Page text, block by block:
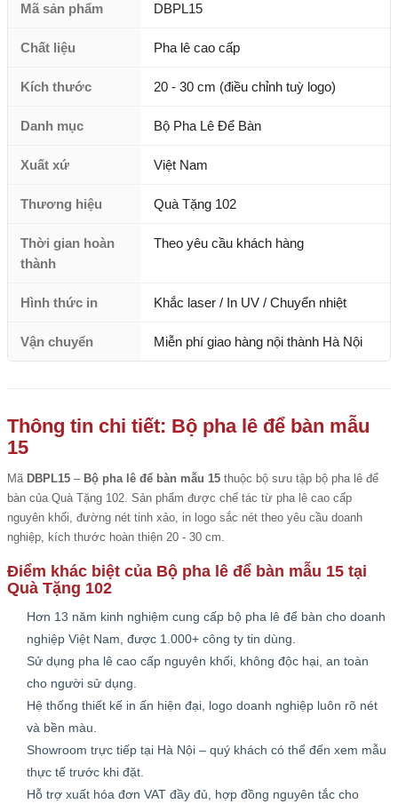
Mã sản phẩm DBPL15
Chất liệu Pha lê cao cấp
Kích thước 20 - 30 cm (điều chỉnh tuỳ logo)
Danh mục Bộ Pha Lê Để Bàn
Xuất xứ Việt Nam
Thương hiệu Quà Tặng 102
Thời gian hoàn
thành
Theo yêu cầu khách hàng
Hình thức in Khắc laser / In UV / Chuyển nhiệt
Vận chuyển Miễn phí giao hàng nội thành Hà Nội
Thông tin chi tiết: Bộ pha lê để bàn mẫu
15
Mã DBPL15 – Bộ pha lê để bàn mẫu 15 thuộc bộ sưu tập bộ pha lê để
bàn của Quà Tặng 102. Sản phẩm được chế tác từ pha lê cao cấp
nguyên khối, đường nét tinh xảo, in logo sắc nét theo yêu cầu doanh
nghiệp, kích thước hoàn thiện 20 - 30 cm.
Điểm khác biệt của Bộ pha lê để bàn mẫu 15 tại
Quà Tặng 102
Hơn 13 năm kinh nghiệm cung cấp bộ pha lê để bàn cho doanh
nghiệp Việt Nam, được 1.000+ công ty tin dùng.
Sử dụng pha lê cao cấp nguyên khối, không độc hại, an toàn
cho người sử dụng.
Hệ thống thiết kế in ấn hiện đại, logo doanh nghiệp luôn rõ nét
và bền màu.
Showroom trực tiếp tại Hà Nội – quý khách có thể đến xem mẫu
thực tế trước khi đặt.
Hỗ trợ xuất hóa đơn VAT đầy đủ, hợp đồng nguyên tắc cho